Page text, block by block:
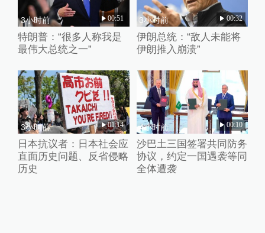
3小时前 00:51
特朗普：“很多人称我是
最伟大总统之一”
3小时前 00:32
伊朗总统：“敌人未能将
伊朗推入崩溃”
3小时前 01:14
日本抗议者：日本社会应
直面历史问题、反省侵略
历史
4小时前 00:10
沙巴土三国签署共同防务
协议，约定一国遇袭等同
全体遭袭